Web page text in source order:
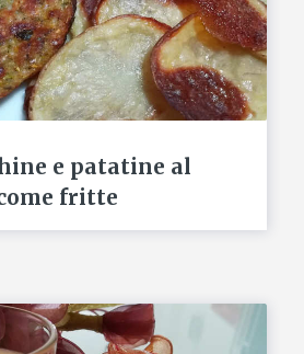
e patatine al
fritte